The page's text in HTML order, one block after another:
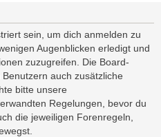
sein, um dich anmelden zu
Augenblicken erledigt und
zuzugreifen. Die Board-
auch zusätzliche
bitte unsere
Regelungen, bevor du
die jeweiligen Forenregeln,